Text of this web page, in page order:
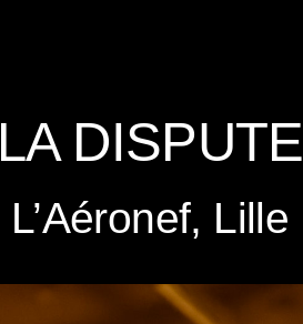
LA DISPUTE
L’Aéronef, Lille